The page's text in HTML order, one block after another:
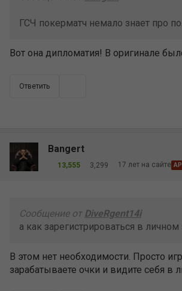
ГСЧ покерматч немало знает про
Вот она дипломатия! В оригинале
Ответить
Bangert
13,555 3,299 17 лет на сайте
Сообщение от DiveRgent14i
а как зарегистрироваться в личном
В этом нет необходимости. Просто
зарабатываете очки и видите себя в